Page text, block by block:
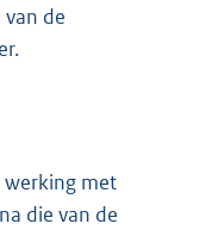
de
werking met
die van de